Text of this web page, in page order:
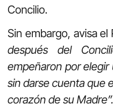
Concilio.
Sin embargo, avisa el
después del
empeñaron por elegir
sin darse cuenta que
corazón de su Madre”.